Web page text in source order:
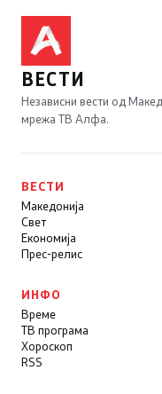
ВЕСТИ
Независни вести од
мрежа ТВ Алфа.
ВЕСТИ
Македонија
Свет
Економија
Прес-релис
ИНФО
Време
ТВ програма
Хороскоп
RSS